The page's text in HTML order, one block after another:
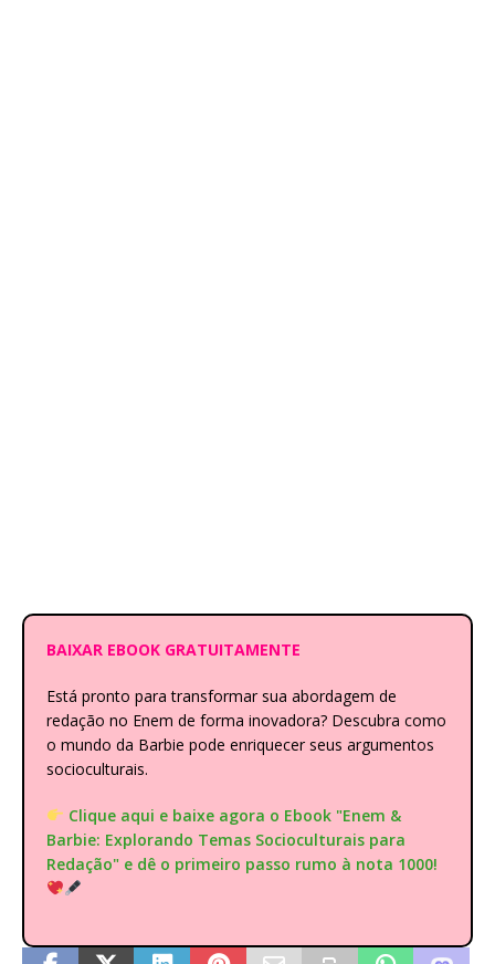
BAIXAR EBOOK GRATUITAMENTE
Está pronto para transformar sua abordagem de
redação no Enem de forma inovadora? Descubra como
o mundo da Barbie pode enriquecer seus argumentos
socioculturais.
Clique aqui e baixe agora o Ebook "Enem &
Barbie: Explorando Temas Socioculturais para
Redação" e dê o primeiro passo rumo à nota 1000!